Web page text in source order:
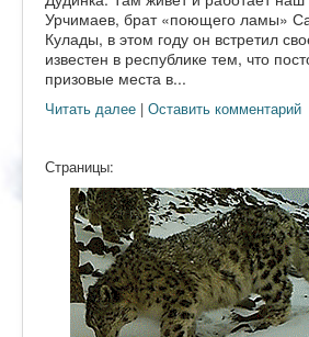
Урчимаев, брат «поющего ламы»
Кулады, в этом году он встретил
известен в республике тем, что
призовые места в...
Читать далее | Оставить комментарий
Страницы: